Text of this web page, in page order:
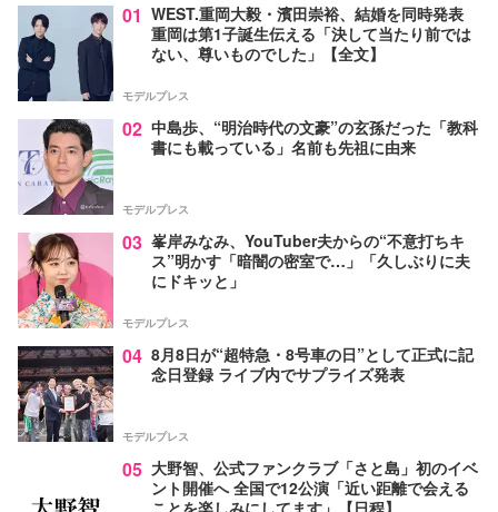
01 WEST.重岡大毅・濱田崇裕、結婚を同時発表
重岡は第1子誕生伝える「決して当たり前では
ない、尊いものでした」【全文】
モデルプレス
02 中島歩、“明治時代の文豪”の玄孫だった「教科
書にも載っている」名前も先祖に由来
モデルプレス
03 峯岸みなみ、YouTuber夫からの“不意打ちキ
ス”明かす「暗闇の密室で…」「久しぶりに夫
にドキッと」
モデルプレス
04 8月8日が“超特急・8号車の日”として正式に記
念日登録 ライブ内でサプライズ発表
モデルプレス
05 大野智、公式ファンクラブ「さと島」初のイベ
ント開催へ 全国で12公演「近い距離で会える
ことを楽しみにしてます」【日程】